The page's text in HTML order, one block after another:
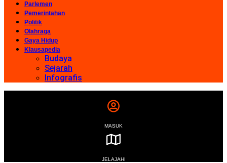
Parlemen
Pemerintahan
Politik
Olahraga
Gaya Hidup
Klausapedia
Budaya
Sejarah
Infografis
MASUK
JELAJAHI